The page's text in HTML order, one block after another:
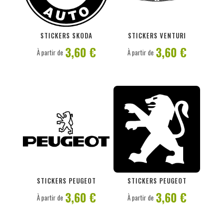
STICKERS SKODA
PERSONNALISER
À partir de 3,60 €
STICKERS VENTURI
À partir de 3,60 €
STICKERS PEUGEOT
À partir de 3,60 €
STICKERS PEUGEOT
PERSONNALISER
À partir de 3,60 €